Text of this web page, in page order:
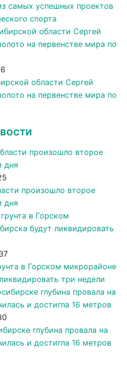
самых успешных проектов
спорта
области Сергей
на первенстве мира по
произошло второе
дня
в Горском микрорайоне
три недели
глубина провала на
и достигла 16 метров